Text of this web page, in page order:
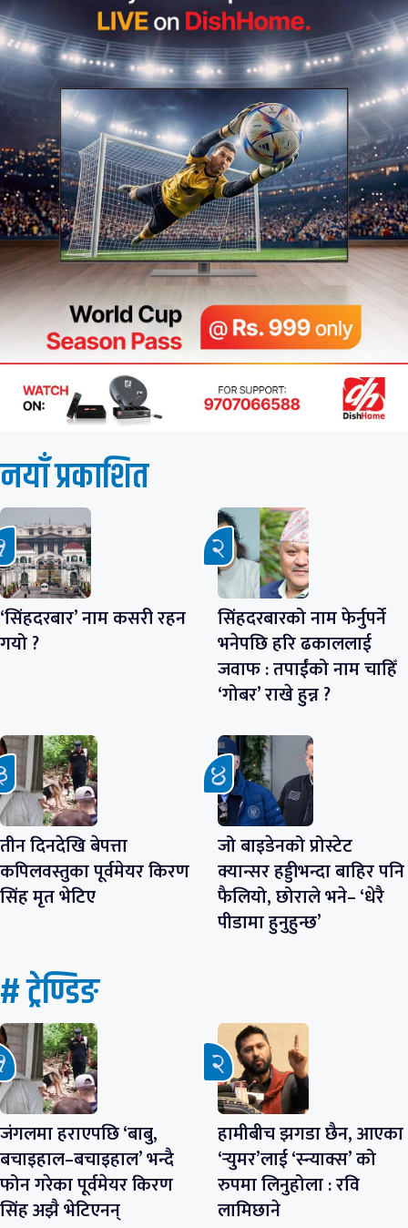
नयाँ प्रकाशित
‘सिंहदरबार’ नाम कसरी रहन
गयो ?
सिंहदरबारको नाम फेर्नुपर्ने
भनेपछि हरि ढकाललाई
जवाफ : तपाईंको नाम चाहिँ
‘गोबर’ राखे हुन्न ?
तीन दिनदेखि बेपत्ता
कपिलवस्तुका पूर्वमेयर किरण
सिंह मृत भेटिए
जो बाइडेनको प्रोस्टेट
क्यान्सर हड्डीभन्दा बाहिर पनि
फैलियो, छोराले भने– ‘धेरै
पीडामा हुनुहुन्छ’
# ट्रेण्डिङ
जंगलमा हराएपछि ‘बाबु,
बचाइहाल–बचाइहाल’ भन्दै
फोन गरेका पूर्वमेयर किरण
सिंह अझै भेटिएनन्
हामीबीच झगडा छैन, आएका
‘र्‍युमर’लाई ‘स्न्याक्स’ को
रुपमा लिनुहोला : रवि
लामिछाने